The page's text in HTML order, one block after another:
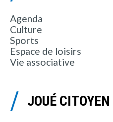
Agenda
Culture
Sports
Espace de loisirs
Vie associative
JOUÉ CITOYEN